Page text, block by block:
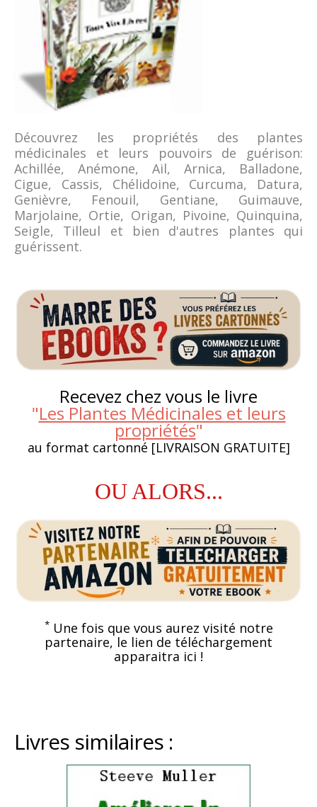
Découvrez les propriétés des plantes
médicinales et leurs pouvoirs de guérison:
Achillée, Anémone, Ail, Arnica, Balladone,
Cigue, Cassis, Chélidoine, Curcuma, Datura,
Genièvre, Fenouil, Gentiane, Guimauve,
Marjolaine, Ortie, Origan, Pivoine, Quinquina,
Seigle, Tilleul et bien d'autres plantes qui
guérissent.
Recevez chez vous le livre
"Les Plantes Médicinales et leurs
propriétés"
au format cartonné [LIVRAISON GRATUITE]
OU ALORS...
*Une fois que vous aurez visité notre
partenaire, le lien de téléchargement
apparaitra ici !
Livres similaires :